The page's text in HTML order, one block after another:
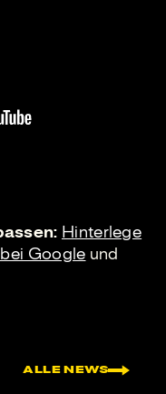
Hinterlege
Google und
ALLE NEWS